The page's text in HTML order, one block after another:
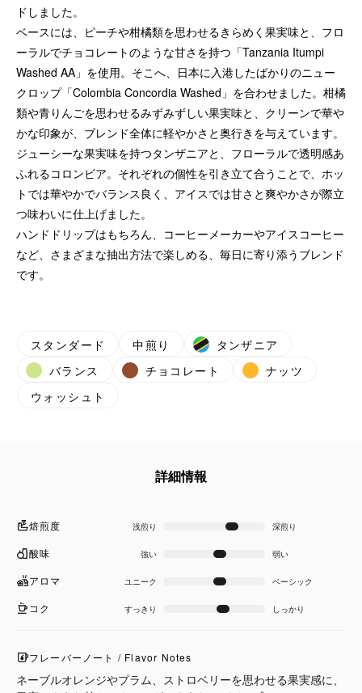
ドしました。
ベースには、ピーチや柑橘類を思わせるきらめく果実味と、フロ
ーラルでチョコレートのような甘さを持つ「Tanzania Itumpi
Washed AA」を使用。そこへ、日本に入港したばかりのニュー
クロップ「Colombia Concordia Washed」を合わせました。柑橘
類や青りんごを思わせるみずみずしい果実味と、クリーンで華や
かな印象が、ブレンド全体に軽やかさと奥行きを与えています。
ジューシーな果実味を持つタンザニアと、フローラルで透明感あ
ふれるコロンビア。それぞれの個性を引き立て合うことで、ホッ
トでは華やかでバランス良く、アイスでは甘さと爽やかさが際立
つ味わいに仕上げました。
ハンドドリップはもちろん、コーヒーメーカーやアイスコーヒー
など、さまざまな抽出方法で楽しめる、毎日に寄り添うブレンド
です。
スタンダード 中煎り
タンザニア
バランス
チョコレート
ナッツ
ウォッシュト
詳細情報
焙煎度 浅煎り 深煎り
酸味 強い 弱い
アロマ ユニーク ベーシック
コク すっきり しっかり
フレーバーノート / Flavor Notes
ネーブルオレンジやプラム、ストロベリーを思わせる果実感に、